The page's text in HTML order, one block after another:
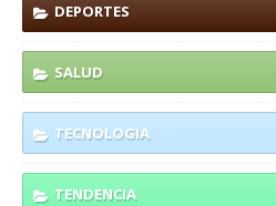
DEPORTES
SALUD
TECNOLOGIA
TENDENCIA